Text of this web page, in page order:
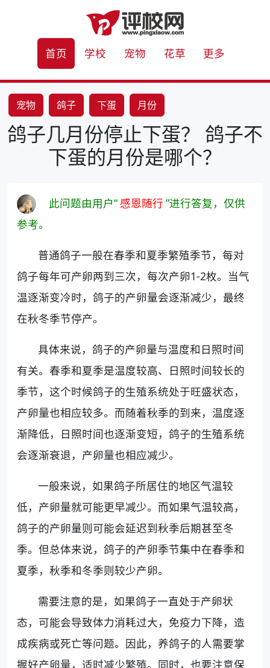
首页 学校 宠物 花草 更多
宠物 鸽子 下蛋 月份
鸽子几月份停止下蛋？ 鸽子不
下蛋的月份是哪个？
此问题由用户“ 感恩随行 ”进行答复，仅供
参考。
普通鸽子一般在春季和夏季繁殖季节，每对
鸽子每年可产卵两到三次，每次产卵1-2枚。当气
温逐渐变冷时，鸽子的产卵量会逐渐减少，最终
在秋冬季节停产。
具体来说，鸽子的产卵量与温度和日照时间
有关。春季和夏季是温度较高、日照时间较长的
季节，这个时候鸽子的生殖系统处于旺盛状态，
产卵量也相应较多。而随着秋季的到来，温度逐
渐降低，日照时间也逐渐变短，鸽子的生殖系统
会逐渐衰退，产卵量也相应减少。
一般来说，如果鸽子所居住的地区气温较
低，产卵量就可能更早减少。而如果气温较高，
鸽子的产卵量则可能会延迟到秋季后期甚至冬
季。但总体来说，鸽子的产卵季节集中在春季和
夏季，秋季和冬季则较少产卵。
需要注意的是，如果鸽子一直处于产卵状
态，可能会导致体力消耗过大，免疫力下降，造
成疾病或死亡等问题。因此，养鸽子的人需要掌
握好产卵量，适时减少繁殖。同时，也要注意保